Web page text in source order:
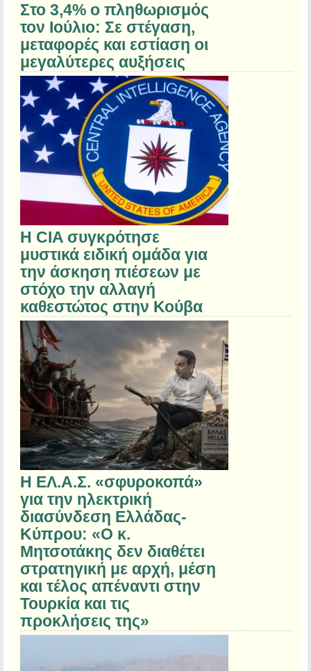
Στο 3,4% ο πληθωρισμός
τον Ιούλιο: Σε στέγαση,
μεταφορές και εστίαση οι
μεγαλύτερες αυξήσεις
Η CIA συγκρότησε
μυστικά ειδική ομάδα για
την άσκηση πιέσεων με
στόχο την αλλαγή
καθεστώτος στην Κούβα
Η ΕΛ.Α.Σ. «σφυροκοπά»
για την ηλεκτρική
διασύνδεση Ελλάδας-
Κύπρου: «Ο κ.
Μητσοτάκης δεν διαθέτει
στρατηγική με αρχή, μέση
και τέλος απέναντι στην
Τουρκία και τις
προκλήσεις της»